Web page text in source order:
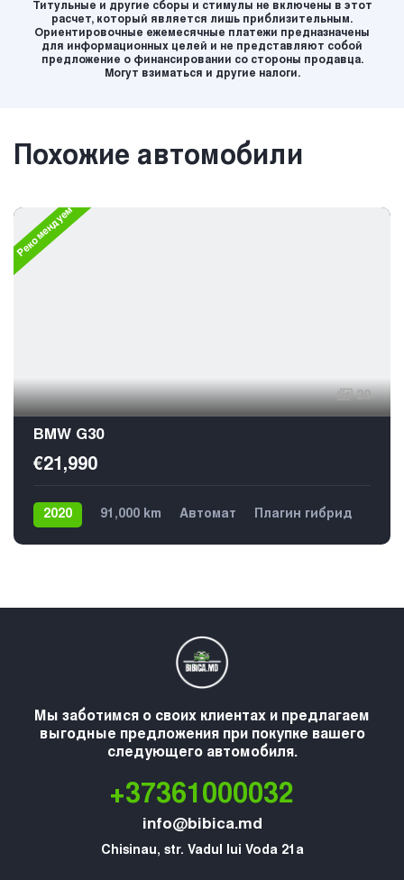
Титульные и другие сборы и стимулы не включены в этот
расчет, который является лишь приблизительным.
Ориентировочные ежемесячные платежи предназначены
для информационных целей и не представляют собой
предложение о финансировании со стороны продавца.
Могут взиматься и другие налоги.
Похожие автомобили
Рекомендуем
20
BMW G30
€21,990
2020 91,000 km Автомат
Плагин гибрид
Мы заботимся о своих клиентах и предлагаем
выгодные предложения при покупке вашего
следующего автомобиля.
+37361000032
info@bibica.md
Chisinau, str. Vadul lui Voda 21a